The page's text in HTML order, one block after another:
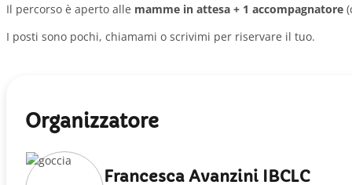
Il percorso è aperto alle mamme in attesa + 1 accompagnatore
I posti sono pochi, chiamami o scrivimi per riservare il tuo.
Organizzatore
Francesca Avanzini IBCLC